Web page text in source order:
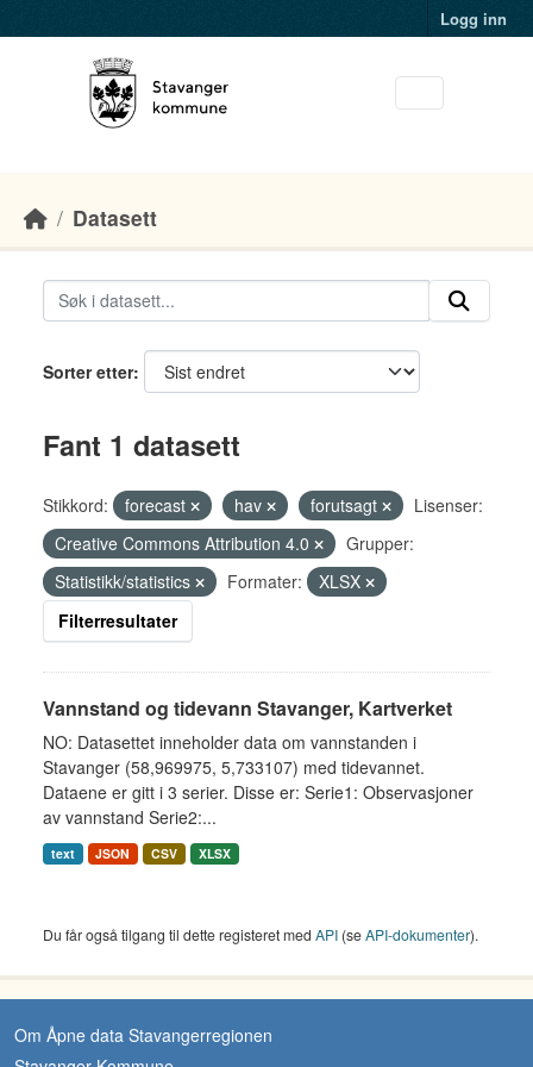
Logg inn
Datasett
Sorter etter
Fant 1 datasett
Stikkord: forecast hav forutsagt
Lisenser:
Creative Commons Attribution 4.0
Grupper:
Statistikk/statistics
Formater:
XLSX
Filterresultater
Vannstand og tidevann Stavanger, Kartverket
NO: Datasettet inneholder data om vannstanden i
Stavanger (58,969975, 5,733107) med tidevannet.
Dataene er gitt i 3 serier. Disse er: Serie1: Observasjoner
av vannstand Serie2:...
text JSON CSV XLSX
Du får også tilgang til dette registeret med API (seAPI-dokumenter).
Om Åpne data Stavangerregionen